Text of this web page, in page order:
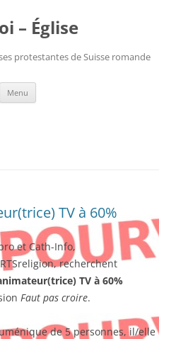
– Église
protestantes de Suisse romande
Menu
TV à 60%
et Cath-Info,
recherchent
TV à 60%
Faut pas croire.
de 5 personnes, il/elle